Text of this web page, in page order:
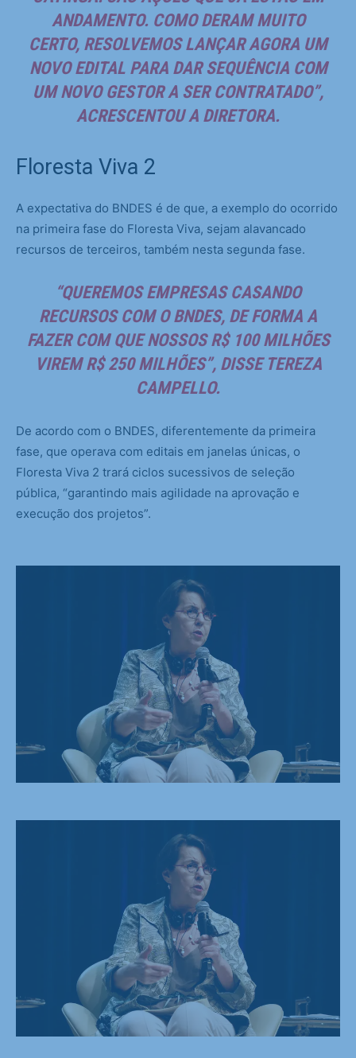
ANDAMENTO. COMO DERAM MUITO
CERTO, RESOLVEMOS LANÇAR AGORA UM
NOVO EDITAL PARA DAR SEQUÊNCIA COM
UM NOVO GESTOR A SER CONTRATADO”,
ACRESCENTOU A DIRETORA.
Floresta Viva 2
A expectativa do BNDES é de que, a exemplo do ocorrido
na primeira fase do Floresta Viva, sejam alavancado
recursos de terceiros, também nesta segunda fase.
“QUEREMOS EMPRESAS CASANDO
RECURSOS COM O BNDES, DE FORMA A
FAZER COM QUE NOSSOS R$ 100 MILHÕES
VIREM R$ 250 MILHÕES”, DISSE TEREZA
CAMPELLO.
De acordo com o BNDES, diferentemente da primeira
fase, que operava com editais em janelas únicas, o
Floresta Viva 2 trará ciclos sucessivos de seleção
pública, “garantindo mais agilidade na aprovação e
execução dos projetos”.